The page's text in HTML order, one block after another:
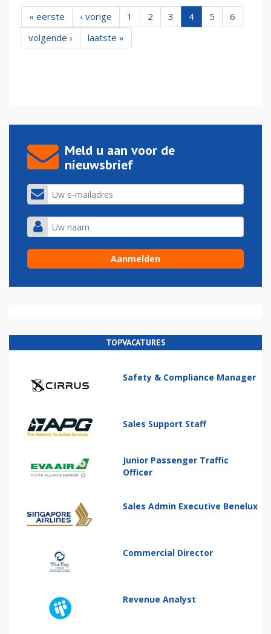
« eerste ‹ vorige 1 2 3 4 5
6
volgende ›
laatste »
Meld u aan voor de
nieuwsbrief
TOPVACATURES
Safety & Compliance Manager
Sales Support Staff
Junior Passenger Traffic
Officer
Sales Admin Executive Benelux
Commercial Director
Revenue Analyst